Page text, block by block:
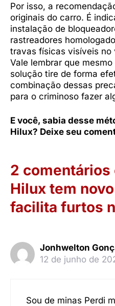
Por isso, a
originais do carro. É
instalação de
rastreadores
travas físicas visíveis no
Vale lembrar que
solução tire de forma
combinação dessas
para o criminoso fazer
E você, sabia desse
Hilux? Deixe seu
2 comentários
Hilux tem
facilita furtos
Jonhwelton
12 de junho de
Sou de minas Perdi